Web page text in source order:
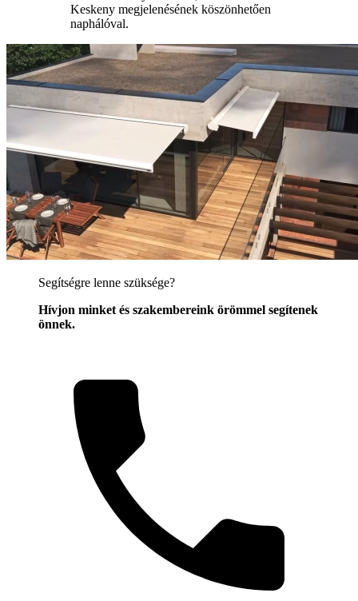
Keskeny megjelenésének köszönhetően
naphálóval.
Segítségre lenne szüksége?
Hívjon minket és szakembereink örömmel segítenek
önnek.